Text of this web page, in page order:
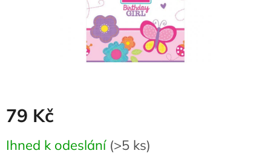
79 Kč
cena:
Ihned k odeslání (>5 ks)